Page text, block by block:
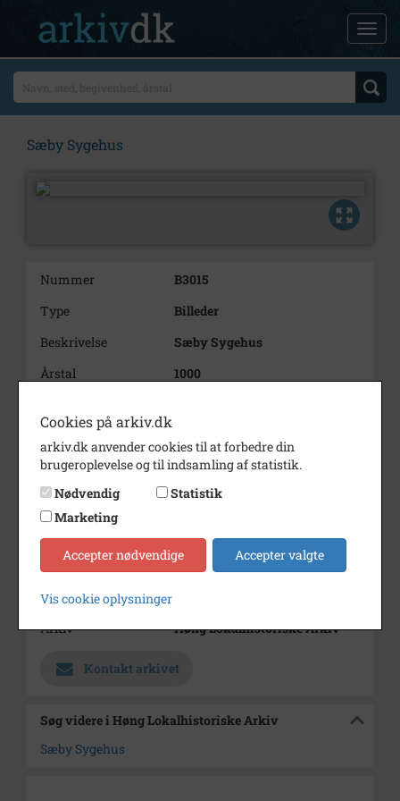
Sæby Sygehus
Nummer
B3015
Type
Billeder
Beskrivelse
Sæby Sygehus
Årstal
1000
Amtstidende
Størrelse
23x16
Se på kort
Type
Sogn (1000-2050)
Arkiv
Høng Lokalhistoriske Arkiv
Kontakt arkivet
Søg videre i Høng Lokalhistoriske Arkiv
Sæby Sygehus
Cookies på arkiv.dk
arkiv.dk anvender cookies til at forbedre din
brugeroplevelse og til indsamling af statistik.
Nødvendig
Statistik
Marketing
Accepter nødvendige Accepter valgte
Vis cookie oplysninger